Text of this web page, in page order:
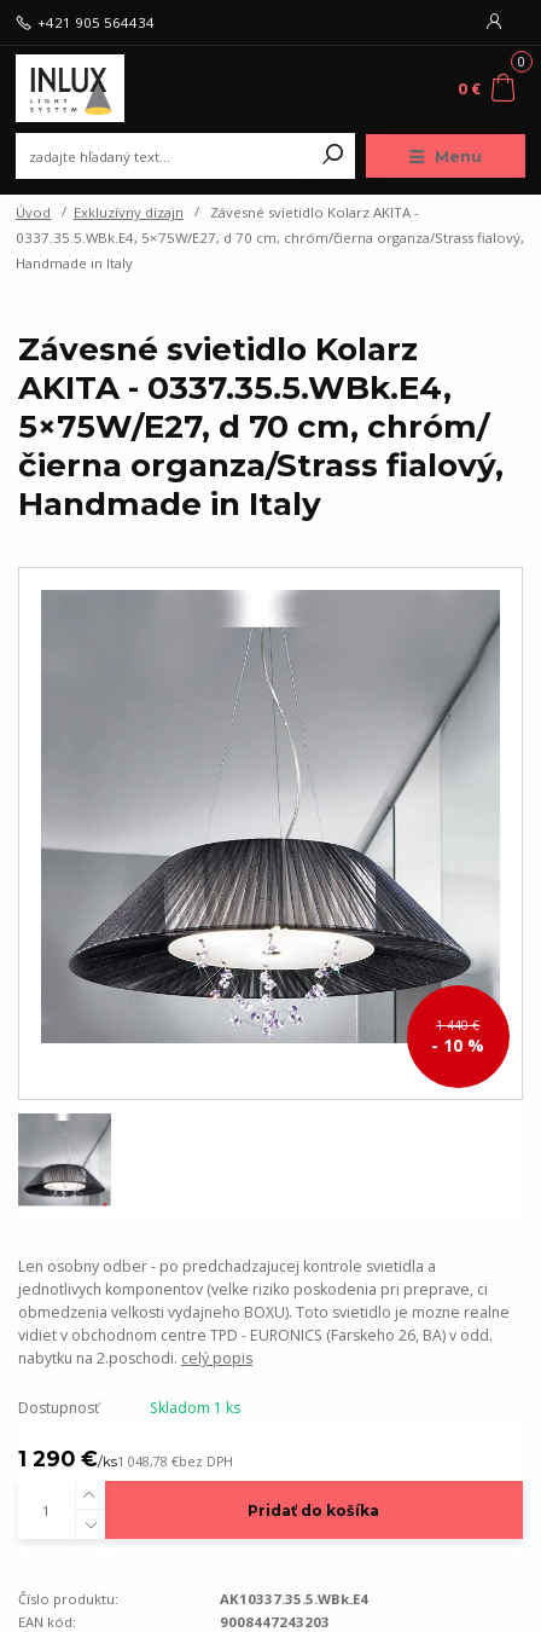
Menu
+421 905 564434
0
0 €
Úvod Exkluzívny dizajn
Závesné svietidlo Kolarz AKITA -
0337.35.5.WBk.E4, 5×75W/E27, d 70 cm, chróm/čierna organza/Strass fialový,
Handmade in Italy
Závesné svietidlo Kolarz
AKITA - 0337.35.5.WBk.E4,
5×75W/E27, d 70 cm, chróm/
čierna organza/Strass fialový,
Handmade in Italy
1 440 €
- 10 %
Len osobny odber - po predchadzajucej kontrole svietidla a
jednotlivych komponentov (velke riziko poskodenia pri preprave, ci
obmedzenia velkosti vydajneho BOXU). Toto svietidlo je mozne realne
vidiet v obchodnom centre TPD - EURONICS (Farskeho 26, BA) v odd.
nabytku na 2.poschodi. celý popis
Dostupnosť Skladom 1 ks
1 290 €/ks1 048,78 €bez DPH
Pridať do košíka
Číslo produktu:
AK10337.35.5.WBk.E4
EAN kód:
9008447243203